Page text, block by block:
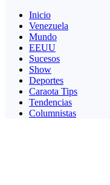
Inicio
Venezuela
Mundo
EEUU
Sucesos
Show
Deportes
Caraota Tips
Tendencias
Columnistas